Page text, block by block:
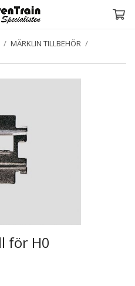
/ MÄRKLIN TILLBEHÖR /
för H0